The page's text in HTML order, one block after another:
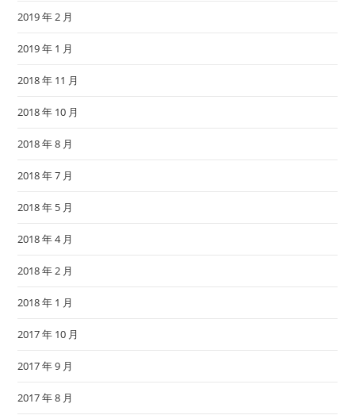
2019 年 2 月
2019 年 1 月
2018 年 11 月
2018 年 10 月
2018 年 8 月
2018 年 7 月
2018 年 5 月
2018 年 4 月
2018 年 2 月
2018 年 1 月
2017 年 10 月
2017 年 9 月
2017 年 8 月